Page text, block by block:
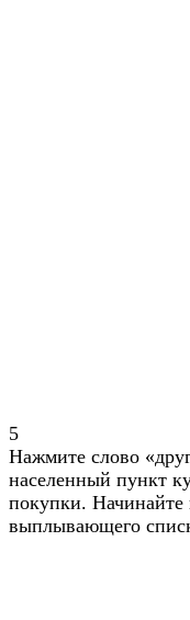
5
Нажмите слово
населенный пункт
покупки. Начинайте
выплывающего